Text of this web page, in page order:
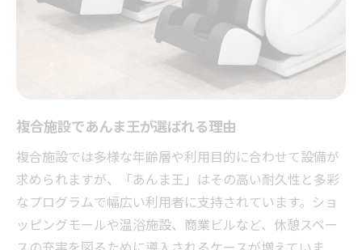
複合施設であんま王が選ばれる理由
複合施設では多様な年齢層や利用目的に合わせて設備が
求められますが、「あんま王」はその高い耐久性と多彩
なプログラムで幅広い利用者に支持されています。ショ
ッピングモールや温浴施設、商業ビルなど、休憩スペー